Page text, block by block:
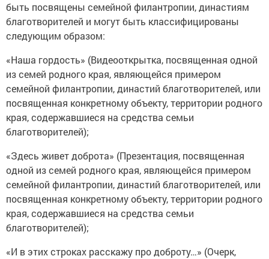
быть посвящены семейной филантропии, династиям
благотворителей и могут быть классифицированы
следующим образом:
«Наша гордость» (Видеооткрытка, посвященная одной
из семей родного края, являющейся примером
семейной филантропии, династий благотворителей, или
посвященная конкретному объекту, территории родного
края, содержавшиеся на средства семьи
благотворителей);
«Здесь живет доброта» (Презентация, посвященная
одной из семей родного края, являющейся примером
семейной филантропии, династий благотворителей, или
посвященная конкретному объекту, территории родного
края, содержавшиеся на средства семьи
благотворителей);
«И в этих строках расскажу про доброту…» (Очерк,